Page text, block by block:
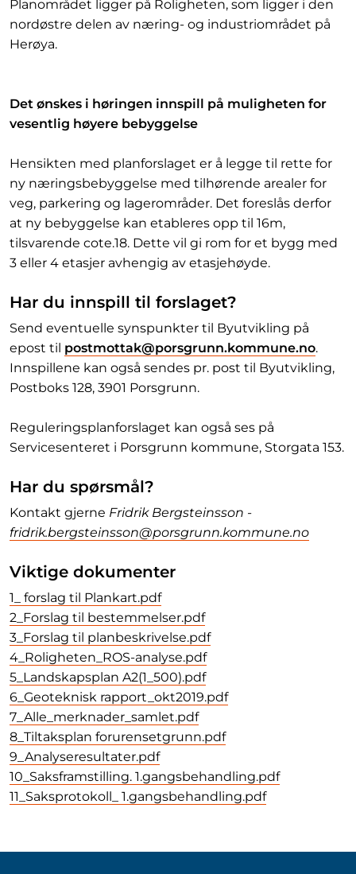
Planområdet ligger på Roligheten, som ligger i den
nordøstre delen av næring- og industriområdet på
Herøya.
Det ønskes i høringen innspill på muligheten for
vesentlig høyere bebyggelse
Hensikten med planforslaget er å legge til rette for
ny næringsbebyggelse med tilhørende arealer for
veg, parkering og lagerområder. Det foreslås derfor
at ny bebyggelse kan etableres opp til 16m,
tilsvarende cote.18. Dette vil gi rom for et bygg med
3 eller 4 etasjer avhengig av etasjehøyde.
Har du innspill til forslaget?
Send eventuelle synspunkter til Byutvikling på
epost til postmottak@porsgrunn.kommune.no.
Innspillene kan også sendes pr. post til Byutvikling,
Postboks 128, 3901 Porsgrunn.
Reguleringsplanforslaget kan også ses på
Servicesenteret i Porsgrunn kommune, Storgata 153.
Har du spørsmål?
Kontakt gjerne Fridrik Bergsteinsson -
fridrik.bergsteinsson@porsgrunn.kommune.no
Viktige dokumenter
1_ forslag til Plankart.pdf
2_Forslag til bestemmelser.pdf
3_Forslag til planbeskrivelse.pdf
4_Roligheten_ROS-analyse.pdf
5_Landskapsplan A2(1_500).pdf
6_Geoteknisk rapport_okt2019.pdf
7_Alle_merknader_samlet.pdf
8_Tiltaksplan forurensetgrunn.pdf
9_Analyseresultater.pdf
10_Saksframstilling. 1.gangsbehandling.pdf
11_Saksprotokoll_ 1.gangsbehandling.pdf